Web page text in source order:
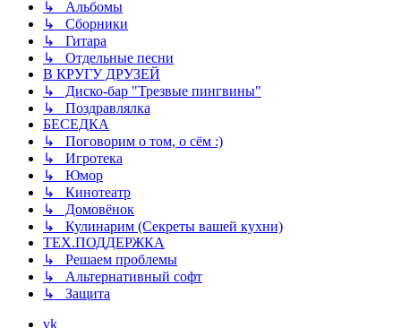
↳ Альбомы
↳ Сборники
↳ Гитара
↳ Отдельные песни
В КРУГУ ДРУЗЕЙ
↳ Диско-бар "Трезвые пингвины"
↳ Поздравлялка
БЕСЕДКА
↳ Поговорим о том, о сём :)
↳ Игротека
↳ Юмор
↳ Кинотеатр
↳ Домовёнок
↳ Кулинарим (Секреты вашей кухни)
ТЕХ.ПОДДЕРЖКА
↳ Решаем проблемы
↳ Альтернативный софт
↳ Защита
vk